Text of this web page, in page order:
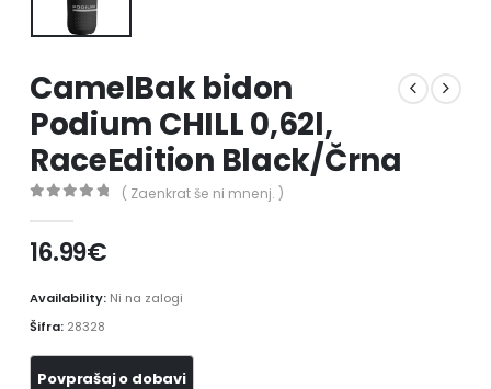
CamelBak bidon
Podium CHILL 0,62l,
RaceEdition Black/Črna
( Zaenkrat še ni mnenj. )
16.99€
Availability: Ni na zalogi
Šifra: 28328